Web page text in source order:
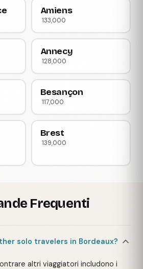
Amiens
133,000
Annecy
128,000
Besançon
117,000
Brest
139,000
Frequenti
solo travelers in Bordeaux?
altri viaggiatori includono i